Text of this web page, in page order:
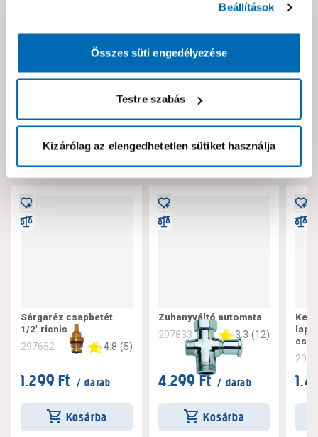
Beállítások
Összes süti engedélyezése
Testre szabás
Kizárólag az elengedhetetlen sütiket használja
Hibát találtál az oldalon vagy a termék leírásában?
Kérjük jelezd nekünk!
Neked ajánljuk!
Sárgaréz csapbetét
1/2" ricnis
297652 4.8 (5)
1.299 Ft / darab
Kosárba
Zuhanyváltó automata
297833 3.3 (12)
4.299 Ft / darab
Kosárba